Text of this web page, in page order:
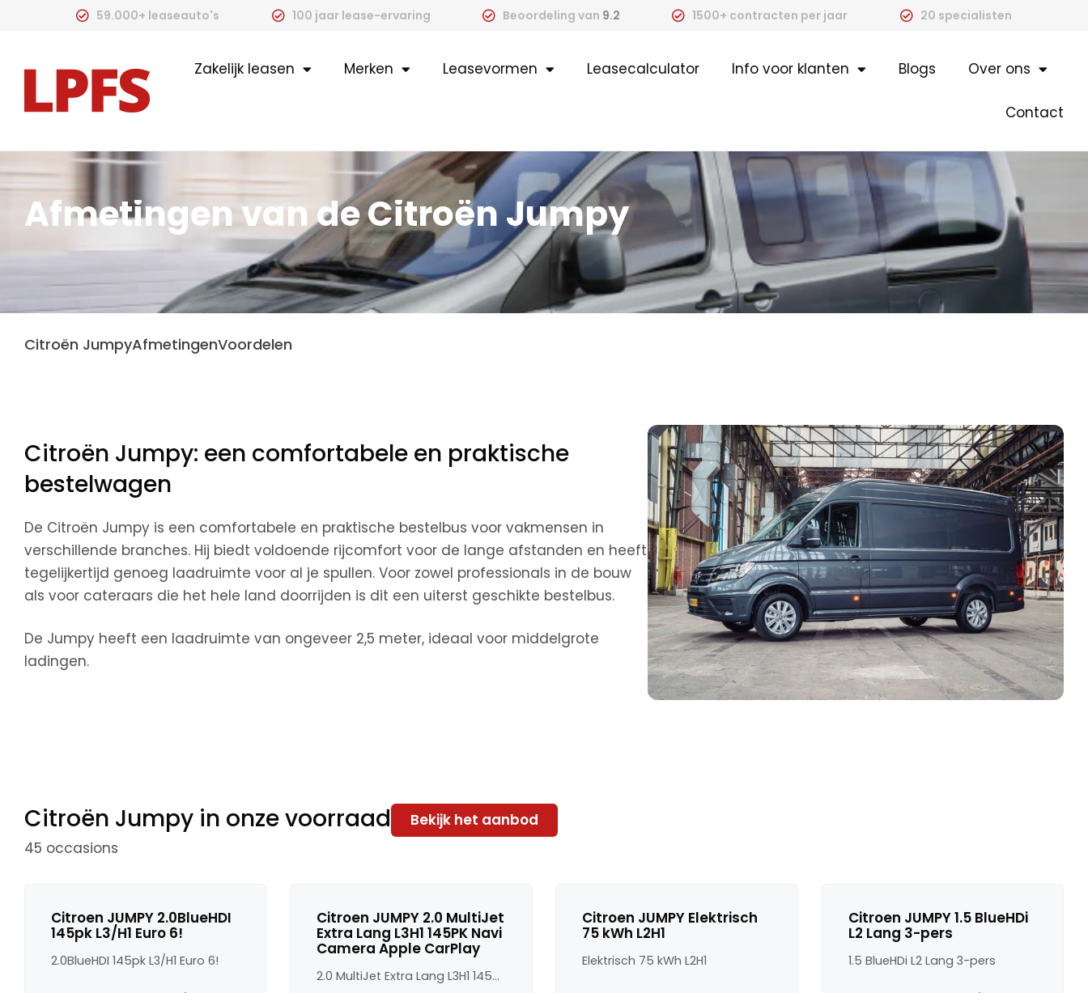
59.000+ leaseauto's 100 jaar lease-ervaring Beoordeling van 9.2 1500+ contracten per jaar 20 specialisten
Zakelijk leasen Merken Leasevormen Leasecalculator Info voor klanten Blogs Over ons
Contact
Afmetingen van de Citroën Jumpy
Citroën JumpyAfmetingenVoordelen
Citroën Jumpy: een comfortabele en praktische
bestelwagen
De Citroën Jumpy is een comfortabele en praktische bestelbus voor vakmensen in
verschillende branches. Hij biedt voldoende rijcomfort voor de lange afstanden en heeft
tegelijkertijd genoeg laadruimte voor al je spullen. Voor zowel professionals in de bouw
als voor cateraars die het hele land doorrijden is dit een uiterst geschikte bestelbus.
De Jumpy heeft een laadruimte van ongeveer 2,5 meter, ideaal voor middelgrote
ladingen.
Citroën Jumpy in onze voorraad
Bekijk het aanbod
45 occasions
Citroen JUMPY 2.0BlueHDI
145pk L3/H1 Euro 6!
2.0BlueHDI 145pk L3/H1 Euro 6!
Citroen JUMPY 2.0 MultiJet
Extra Lang L3H1 145PK Navi
Camera Apple CarPlay
2.0 MultiJet Extra Lang L3H1 145PK Navi Camera Apple CarPlay
Citroen JUMPY Elektrisch
75 kWh L2H1
Elektrisch 75 kWh L2H1
Citroen JUMPY 1.5 BlueHDi
L2 Lang 3-pers
1.5 BlueHDi L2 Lang 3-pers